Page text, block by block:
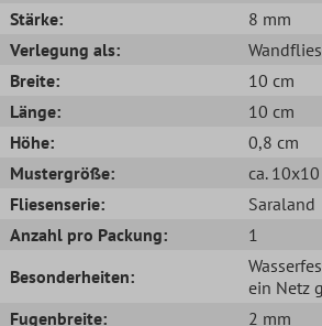
Stärke:
8 mm
Verlegung als:
Breite:
10 cm
Länge:
10 cm
Höhe:
0,8 cm
Mustergröße:
ca.
Fliesenserie:
Saraland
Anzahl pro Packung:
1
Besonderheiten:
ein Netz
Fugenbreite:
2 mm